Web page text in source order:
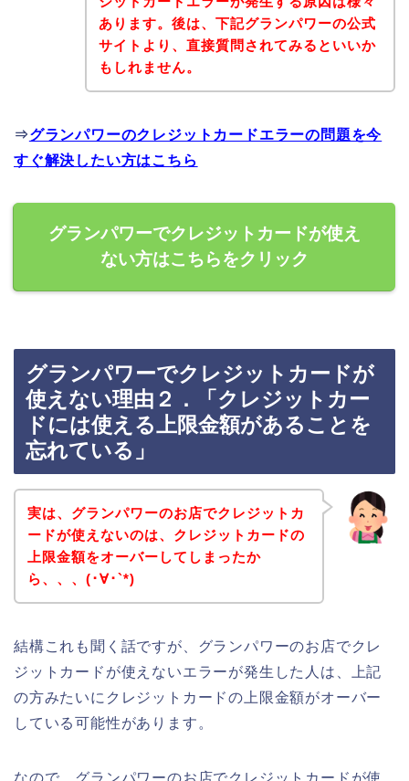
あります。後は、下記グランパワーの公式
サイトより、直接質問されてみるといいか
もしれません。
⇒グランパワーのクレジットカードエラーの問題を今
すぐ解決したい方はこちら
グランパワーでクレジットカードが使え
ない方はこちらをクリック
グランパワーでクレジットカードが
使えない理由２．「クレジットカー
ドには使える上限金額があることを
忘れている」
実は、グランパワーのお店でクレジットカ
ードが使えないのは、クレジットカードの
上限金額をオーバーしてしまったか
ら、、、(･∀･`*)
結構これも聞く話ですが、グランパワーのお店でクレ
ジットカードが使えないエラーが発生した人は、上記
の方みたいにクレジットカードの上限金額がオーバー
している可能性があります。
なので、グランパワーのお店でクレジットカードが使